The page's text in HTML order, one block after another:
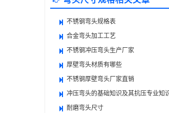
不锈钢弯头规格表
合金弯头加工工艺
不锈钢冲压弯头生产厂家
厚壁弯头材质有哪些
不锈钢厚壁弯头厂家直销
冲压弯头的基础知识及其抗压专业知
耐磨弯头尺寸